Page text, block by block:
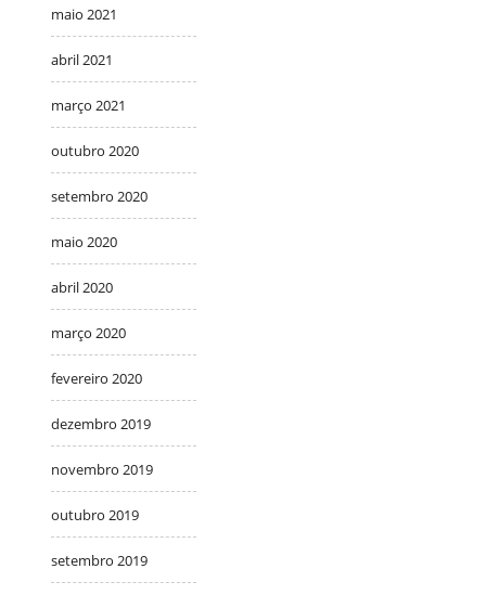
maio 2021
abril 2021
março 2021
outubro 2020
setembro 2020
maio 2020
abril 2020
março 2020
fevereiro 2020
dezembro 2019
novembro 2019
outubro 2019
setembro 2019